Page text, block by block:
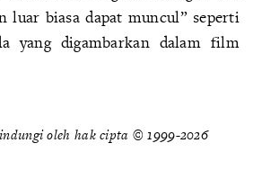
luar biasa dapat muncul” seperti
yang digambarkan dalam film
oleh hak cipta © 1999-2026